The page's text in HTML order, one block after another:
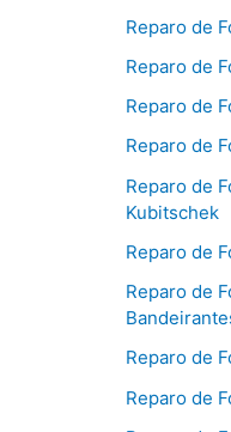
Reparo de
Reparo de
Reparo de
Reparo de
Reparo de
Kubitschek
Reparo de
Reparo de
Reparo de
Reparo de